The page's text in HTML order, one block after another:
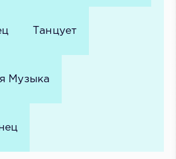
Танцует
Музыка